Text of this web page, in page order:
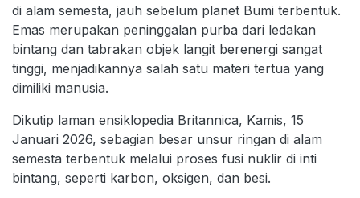
di alam semesta, jauh sebelum planet Bumi terbentuk.
Emas merupakan peninggalan purba dari ledakan
bintang dan tabrakan objek langit berenergi sangat
tinggi, menjadikannya salah satu materi tertua yang
dimiliki manusia.
Dikutip laman ensiklopedia Britannica, Kamis, 15
Januari 2026, sebagian besar unsur ringan di alam
semesta terbentuk melalui proses fusi nuklir di inti
bintang, seperti karbon, oksigen, dan besi.